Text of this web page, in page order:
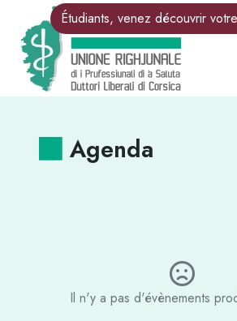
Étudiants, venez découvrir
Agenda
Il n'y a pas d'évènements